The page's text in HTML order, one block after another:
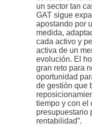
un sector tan
GAT sigue
apostando por
medida,
cada activo y
activa de un
evolución. El
gran reto para
oportunidad
de gestión que
tiempo y con el
presupuestario
rentabilidad”.